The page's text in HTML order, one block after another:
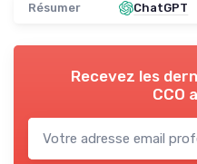
Résumer ChatGPT
Recevez les
CCO